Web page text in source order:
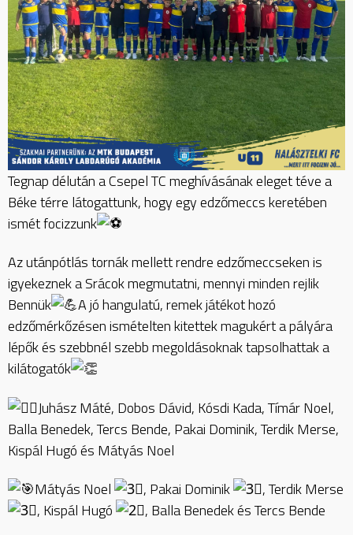
Tegnap délután a Csepel TC meghívásának eleget téve a
Béke térre látogattunk, hogy egy edzőmeccs keretében
ismét focizzunk
Az utánpótlás tornák mellett rendre edzőmeccseken is
igyekeznek a Srácok megmutatni, mennyi minden rejlik
Bennük
A jó hangulatú, remek játékot hozó
edzőmérkőzésen ismételten kitettek magukért a pályára
lépők és szebbnél szebb megoldásoknak tapsolhattak a
kilátogatók
Juhász Máté, Dobos Dávid, Kósdi Kada, Tímár Noel,
Balla Benedek, Tercs Bende, Pakai Dominik, Terdik Merse,
Kispál Hugó és Mátyás Noel
Mátyás Noel
, Pakai Dominik
, Terdik Merse
, Kispál Hugó
, Balla Benedek és Tercs Bende